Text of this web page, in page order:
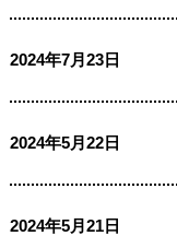
2024年7月23日
2024年5月22日
2024年5月21日